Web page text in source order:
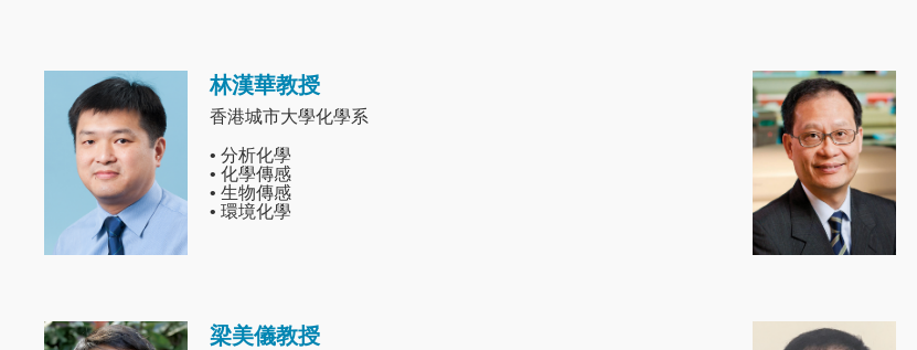
Image 林漢華教授
香港城市大學化學系
• 分析化學
• 化學傳感
• 生物傳感
• 環境化學
Image
Image 梁美儀教授 Image